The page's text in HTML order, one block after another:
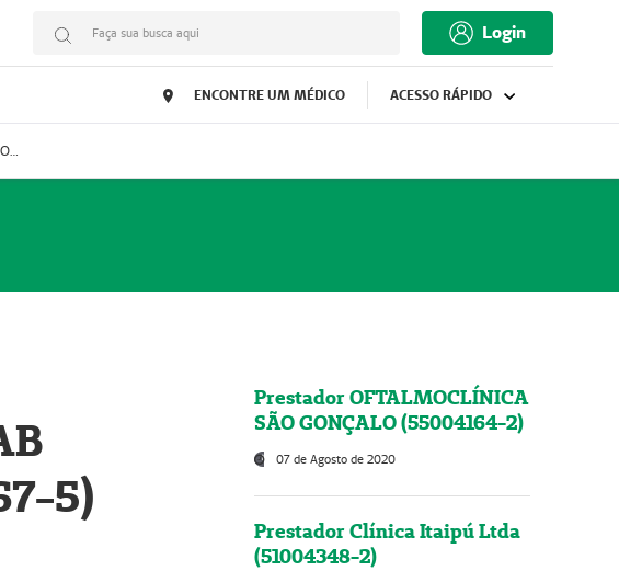
Faça sua busca aqui Login
ENCONTRE UM MÉDICO ACESSO RÁPIDO
MUDANÇA DE ENDEREÇO - DIAGITAB SERVIÇOS MÉDICOS LTDA (54003267-5)
5)
Prestador OFTALMOCLÍNICA
SÃO GONÇALO (55004164-2)
07 de Agosto de 2020
Prestador Clínica Itaipú Ltda
(51004348-2)